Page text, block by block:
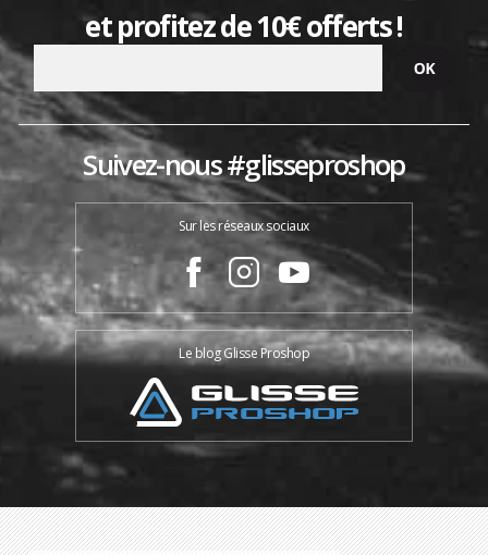
et profitez de 10€ offerts !
Suivez-nous #glisseproshop
Sur les réseaux sociaux
Le blog Glisse Proshop